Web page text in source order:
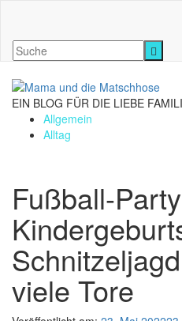
EIN BLOG FÜR DIE LIEBE
Allgemein
Alltag
Fußball-
viele Tore